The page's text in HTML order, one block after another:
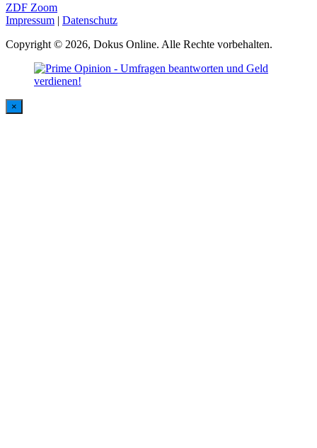
ZDF Zoom
Impressum | Datenschutz
Copyright © 2026, Dokus Online. Alle Rechte vorbehalten.
×